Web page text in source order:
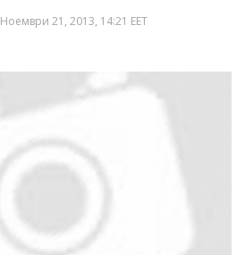
Ноември 21, 2013, 14:21 EET